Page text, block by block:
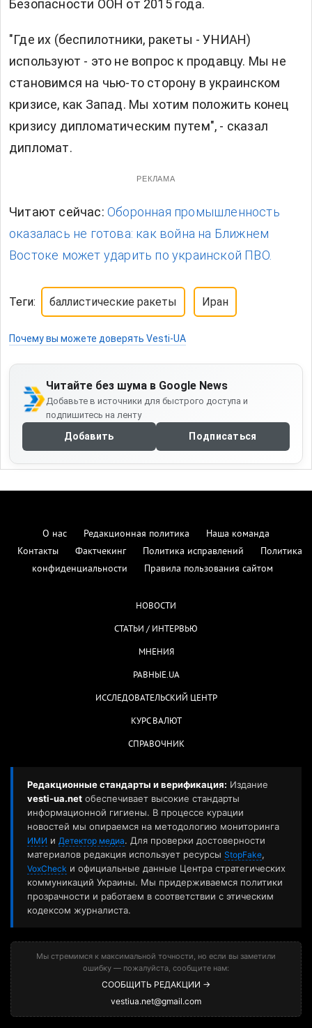
Безопасности ООН от 2015 года.
"Где их (беспилотники, ракеты - УНИАН)
используют - это не вопрос к продавцу. Мы не
становимся на чью-то сторону в украинском
кризисе, как Запад. Мы хотим положить конец
кризису дипломатическим путем", - сказал
дипломат.
РЕКЛАМА
Читают сейчас: Оборонная промышленность
оказалась не готова: как война на Ближнем
Востоке может ударить по украинской ПВО.
Теги: баллистические ракеты Иран
Почему вы можете доверять Vesti-UA
Читайте без шума в Google News
Добавьте в источники для быстрого доступа и
подпишитесь на ленту
Добавить Подписаться
О нас Редакционная политика
Наша команда
Контакты
Фактчекинг Политика исправлений
Политика
конфиденциальности
Правила пользования сайтом
НОВОСТИ
СТАТЬИ / ИНТЕРВЬЮ
МНЕНИЯ
РАВНЫЕ.UA
ИССЛЕДОВАТЕЛЬСКИЙ ЦЕНТР
КУРС ВАЛЮТ
СПРАВОЧНИК
Редакционные стандарты и верификация: Издание
vesti-ua.net обеспечивает высокие стандарты
информационной гигиены. В процессе курации
новостей мы опираемся на методологию мониторинга
ИМИ и Детектор медиа. Для проверки достоверности
материалов редакция использует ресурсы StopFake,
VoxCheck и официальные данные Центра стратегических
коммуникаций Украины. Мы придерживаемся политики
прозрачности и работаем в соответствии с этическим
кодексом журналиста.
Мы стремимся к максимальной точности, но если вы заметили
ошибку — пожалуйста, сообщите нам:
СООБЩИТЬ РЕДАКЦИИ →
vestiua.net@gmail.com